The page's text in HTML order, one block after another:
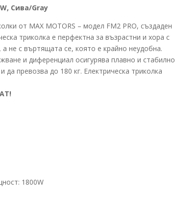
Сива/Gray
от MAX MOTORS – модел FM2 PRO, създаден
триколка е перфектна за възрастни и хора с
не с въртящата се, която е крайно неудобна.
и диференциал осигурява плавно и стабилно
превозва до 180 кг. Електрическа триколка
1800W